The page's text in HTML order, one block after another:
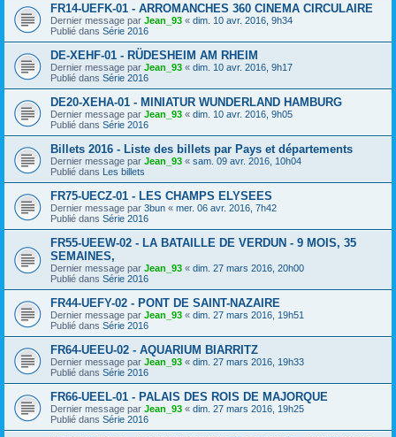
FR14-UEFK-01 - ARROMANCHES 360 CINEMA CIRCULAIRE
Dernier message par Jean_93 « dim. 10 avr. 2016, 9h34
Publié dans Série 2016
DE-XEHF-01 - RÜDESHEIM AM RHEIM
Dernier message par Jean_93 « dim. 10 avr. 2016, 9h17
Publié dans Série 2016
DE20-XEHA-01 - MINIATUR WUNDERLAND HAMBURG
Dernier message par Jean_93 « dim. 10 avr. 2016, 9h05
Publié dans Série 2016
Billets 2016 - Liste des billets par Pays et départements
Dernier message par Jean_93 « sam. 09 avr. 2016, 10h04
Publié dans Les billets
FR75-UECZ-01 - LES CHAMPS ELYSEES
Dernier message par 3bun « mer. 06 avr. 2016, 7h42
Publié dans Série 2016
FR55-UEEW-02 - LA BATAILLE DE VERDUN - 9 MOIS, 35
SEMAINES,
Dernier message par Jean_93 « dim. 27 mars 2016, 20h00
Publié dans Série 2016
FR44-UEFY-02 - PONT DE SAINT-NAZAIRE
Dernier message par Jean_93 « dim. 27 mars 2016, 19h51
Publié dans Série 2016
FR64-UEEU-02 - AQUARIUM BIARRITZ
Dernier message par Jean_93 « dim. 27 mars 2016, 19h33
Publié dans Série 2016
FR66-UEEL-01 - PALAIS DES ROIS DE MAJORQUE
Dernier message par Jean_93 « dim. 27 mars 2016, 19h25
Publié dans Série 2016